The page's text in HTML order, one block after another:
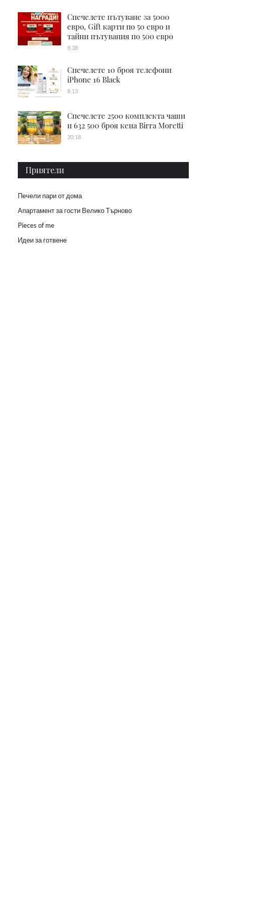
Спечелете пътуване за 5000
евро, Gift карти по 50 евро и
тайни пътувания по 500 евро
8:38
Спечелете 10 броя телефони
iPhone 16 Black
8:13
Спечелете 2500 комплекта чаши
и 632 500 броя кена Birra Moretti
20:18
Приятели
Печели пари от дома
Апартамент за гости Велико Търново
Pieces of me
Идеи за готвене